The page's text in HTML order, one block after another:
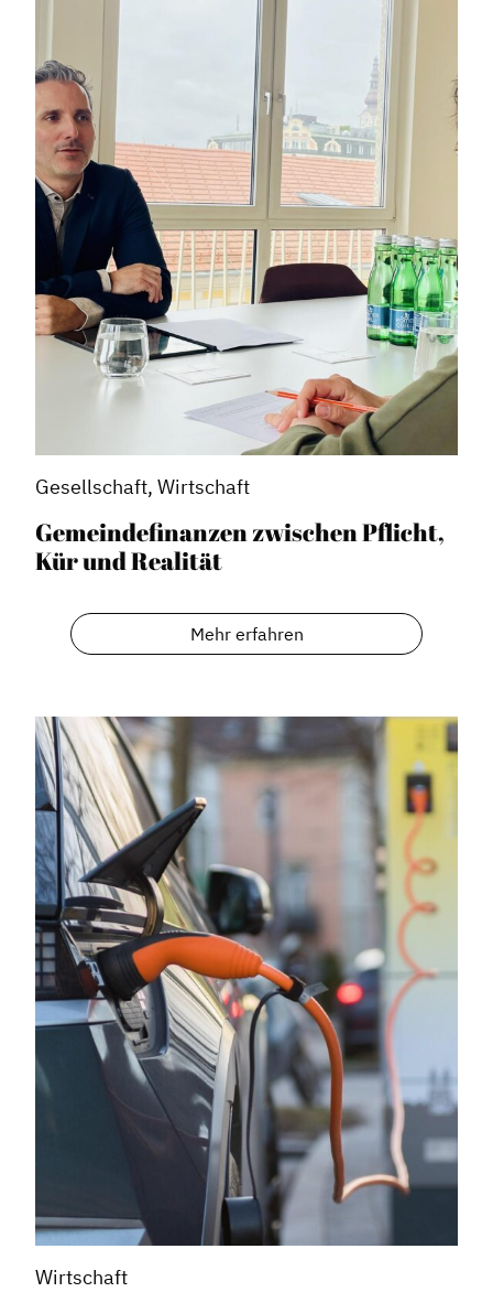
Gesellschaft, Wirtschaft
Gemeindefinanzen zwischen Pflicht,
Kür und Realität
Mehr erfahren
Wirtschaft